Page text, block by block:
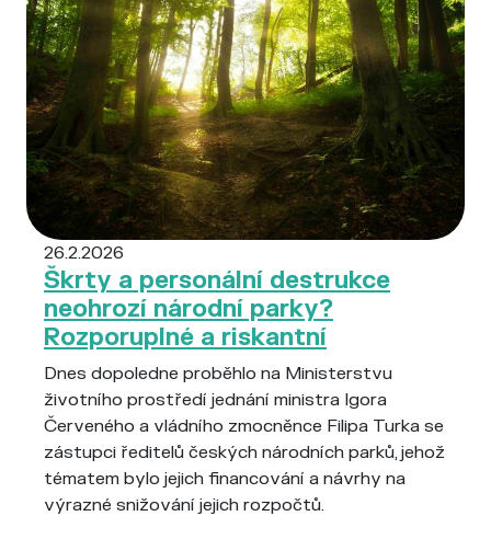
26.2.2026
Škrty a personální destrukce
neohrozí národní parky?
Rozporuplné a riskantní
Dnes dopoledne proběhlo na Ministerstvu
životního prostředí jednání ministra Igora
Červeného a vládního zmocněnce Filipa Turka se
zástupci ředitelů českých národních parků, jehož
tématem bylo jejich financování a návrhy na
výrazné snižování jejich rozpočtů.